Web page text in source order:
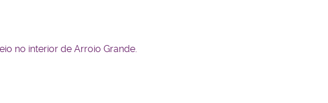
no interior de Arroio Grande.